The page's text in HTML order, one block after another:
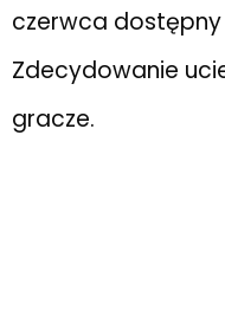
czerwca
Zdecydowanie
gracze.